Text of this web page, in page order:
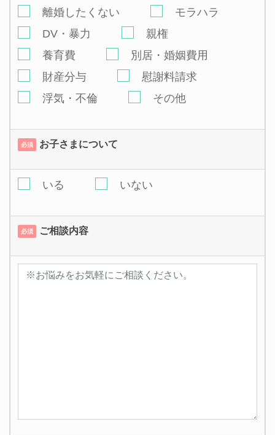
離婚したくない
モラハラ
DV・暴力
親権
養育費
別居・婚姻費用
財産分与
慰謝料請求
浮気・不倫
その他
必須 お子さまについて
いる いない
必須 ご相談内容